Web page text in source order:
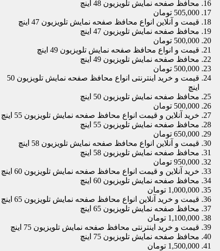
محافظ صفحه نمایش تلویزیون 48 اینچ
505,000 تومان
قیمت و آنلاین انواع محافظ صفحه نمایش تلویزیون 47 اینچ
محافظ صفحه نمایش تلویزیون 47 اینچ
500,000 تومان
قیمت و انواع محافظ صفحه نمایش تلویزیون 49 اینچ
محافظ صفحه نمایش تلویزیون 49 اینچ
500,000 تومان
قیمت و خرید اینترنتی انواع محافظ صفحه نمایش تلویزیون 50
اینچ
محافظ صفحه نمایش تلویزیون 50 اینچ
500,000 تومان
خرید آنلاین و قیمت انواع محافظ صفحه نمایش تلویزیون 55 اینچ
محافظ صفحه نمایش تلویزیون 55 اینچ
650,000 تومان
قیمت و آنلاین انواع محافظ صفحه نمایش تلویزیون 58 اینچ
محافظ صفحه نمایش تلویزیون 58 اینچ
950,000 تومان
خرید آنلاین و قیمت انواع محافظ صفحه نمایش تلویزیون 60 اینچ
محافظ صفحه نمایش تلویزیون 60 اینچ
1,000,000 تومان
قیمت و خرید آنلاین انواع محافظ صفحه نمایش تلویزیون 65 اینچ
محافظ صفحه نمایش تلویزیون 65 اینچ
1,100,000 تومان
قیمت و خرید اینترنتی محافظ صفحه نمایش تلویزیون 75 اینچ
محافظ صفحه نمایش تلویزیون 75 اینچ
1,500,000 تومان